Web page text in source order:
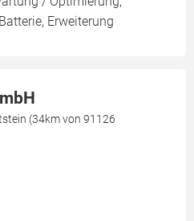
Erweiterung
(34km von 91126